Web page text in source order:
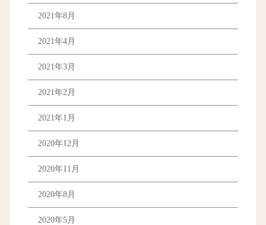
2021年8月
2021年4月
2021年3月
2021年2月
2021年1月
2020年12月
2020年11月
2020年8月
2020年5月